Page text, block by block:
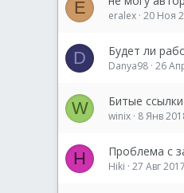
E eralex 20 Ноя
D Будет ли
Danya98 26
W Битые ссылки
winix 8 Янв
H Проблема с
Hiki 27 Авг 2017